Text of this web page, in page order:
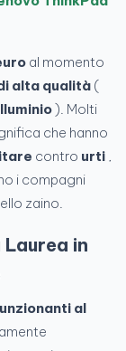
al momento
alta qualità (
). Molti
che hanno
contro urti ,
i compagni
zaino.
in
al